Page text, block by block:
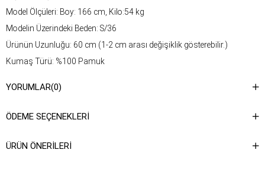
Model Ölçüleri: Boy: 166 cm, Kilo:54 kg
Modelin Üzerindeki Beden: S/36
Ürünün Uzunluğu: 60 cm (1-2 cm arası değişiklik gösterebilir.)
Kumaş Türü: %100 Pamuk
talimatına ulaşabilirsiniz.
YORUMLAR(0)
ÖDEME SEÇENEKLERI
ÜRÜN ÖNERILERI